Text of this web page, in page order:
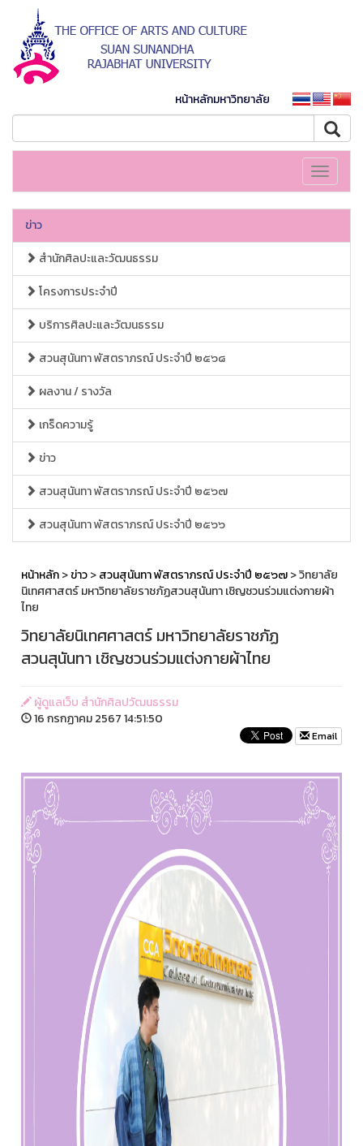
หน้าหลักมหาวิทยาลัย
Toggle
ข่าว
สำนักศิลปะและวัฒนธรรม
โครงการประจำปี
บริการศิลปะและวัฒนธรรม
สวนสุนันทา พัสตราภรณ์ ประจำปี ๒๕๖๘
ผลงาน / รางวัล
เกร็ดความรู้
ข่าว
สวนสุนันทา พัสตราภรณ์ ประจำปี ๒๕๖๗
สวนสุนันทา พัสตราภรณ์ ประจำปี ๒๕๖๖
หน้าหลัก>ข่าว>สวนสุนันทา พัสตราภรณ์ ประจำปี ๒๕๖๗> วิทยาลัย
นิเทศศาสตร์ มหาวิทยาลัยราชภัฏสวนสุนันทา เชิญชวนร่วมแต่งกายผ้า
ไทย
วิทยาลัยนิเทศศาสตร์ มหาวิทยาลัยราชภัฏ
สวนสุนันทา เชิญชวนร่วมแต่งกายผ้าไทย
ผู้ดูแลเว็บ สำนักศิลปวัฒนธรรม
16 กรกฏาคม 2567 14:51:50
Email